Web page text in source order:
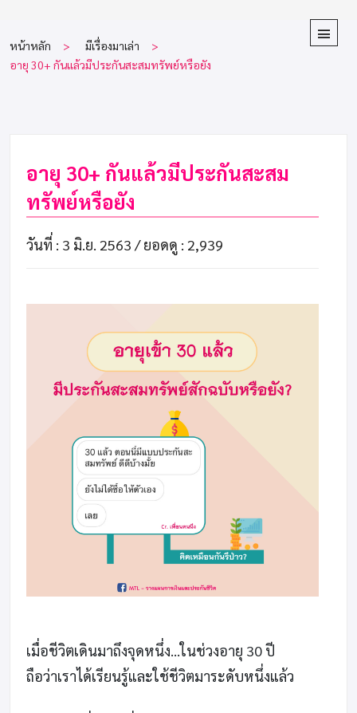
หน้าหลัก
มีเรื่องมาเล่า
อายุ 30+ กันแล้วมีประกันสะสมทรัพย์หรือยัง
อายุ 30+ กันแล้วมีประกันสะสม
ทรัพย์หรือยัง
วันที่ : 3 มิ.ย. 2563 / ยอดดู : 2,939
เมื่อชีวิตเดินมาถึงจุดหนึ่ง…ในช่วงอายุ 30 ปี
ถือว่าเราได้เรียนรู้และใช้ชีวิตมาระดับหนึ่งแล้ว